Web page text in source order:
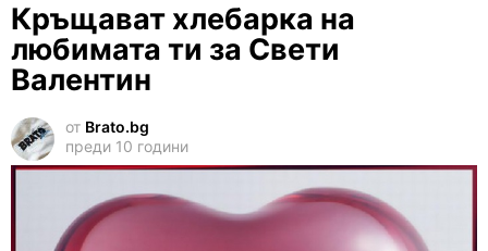
Кръщават хлебарка на
любимата ти за Свети
Валентин
от Brato.bg
преди 10 години